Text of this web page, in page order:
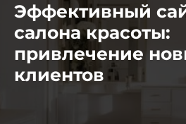
Эффективный
салона красоты:
привлечение
клиентов